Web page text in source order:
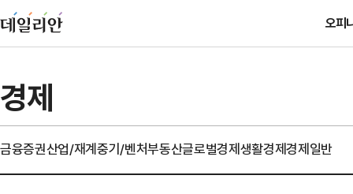
오피
경제
금융증권산업/재계중기/벤처부동산글로벌경제생활경제경제일반